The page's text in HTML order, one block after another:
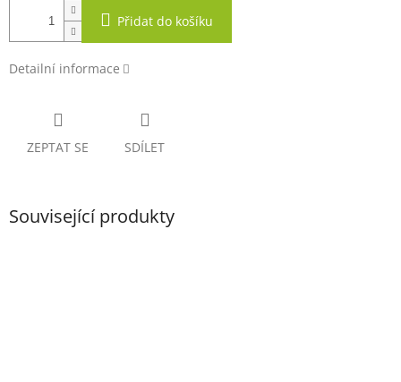
Přidat do košíku
Detailní informace
ZEPTAT SE SDÍLET
Související produkty